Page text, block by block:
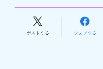
ポストする シェアする